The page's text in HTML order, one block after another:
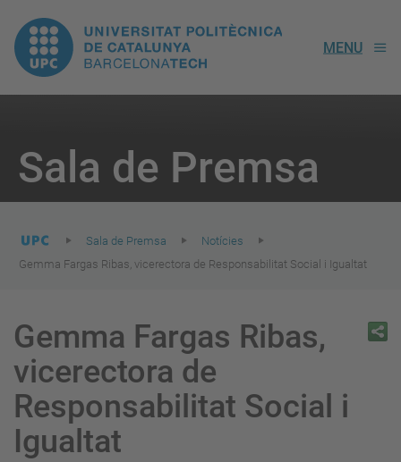
UPC.
Universitat
de
Catalunya
MENU
Sala de Premsa
here:
Sala de Premsa
Notícies
Gemma Fargas Ribas, vicerectora de Responsabilitat Social i Igualtat
Gemma Fargas Ribas,
vicerectora de
Responsabilitat Social i
Igualtat